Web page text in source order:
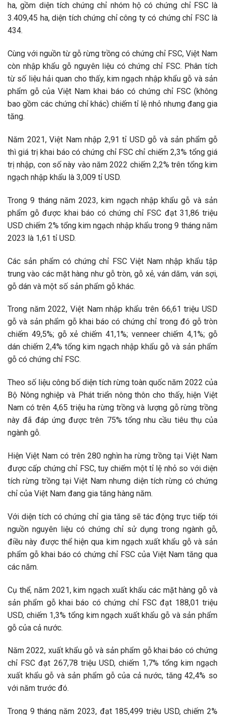
ha, gồm diện tích chứng chỉ nhóm hộ có chứng chỉ FSC là
3.409,45 ha, diện tích chứng chỉ công ty có chứng chỉ FSC là
434.
Cùng với nguồn từ gỗ rừng trồng có chứng chỉ FSC, Việt Nam
còn nhập khẩu gỗ nguyên liệu có chứng chỉ FSC. Phân tích
từ số liệu hải quan cho thấy, kim ngạch nhập khẩu gỗ và sản
phẩm gỗ của Việt Nam khai báo có chứng chỉ FSC (không
bao gồm các chứng chỉ khác) chiếm tỉ lệ nhỏ nhưng đang gia
tăng.
Năm 2021, Việt Nam nhập 2,91 tỉ USD gỗ và sản phẩm gỗ
thì giá trị khai báo có chứng chỉ FSC chỉ chiếm 2,3% tổng giá
trị nhập, con số này vào năm 2022 chiếm 2,2% trên tổng kim
ngạch nhập khẩu là 3,009 tỉ USD.
Trong 9 tháng năm 2023, kim ngạch nhập khẩu gỗ và sản
phẩm gỗ được khai báo có chứng chỉ FSC đạt 31,86 triệu
USD chiếm 2% tổng kim ngạch nhập khẩu trong 9 tháng năm
2023 là 1,61 tỉ USD.
Các sản phẩm có chứng chỉ FSC Việt Nam nhập khẩu tập
trung vào các mặt hàng như gỗ tròn, gỗ xẻ, ván dăm, ván sợi,
gỗ dán và một số sản phẩm gỗ khác.
Trong năm 2022, Việt Nam nhập khẩu trên 66,61 triệu USD
gỗ và sản phẩm gỗ khai báo có chứng chỉ trong đó gỗ tròn
chiếm 49,5%; gỗ xẻ chiếm 41,1%; venneer chiếm 4,1%; gỗ
dán chiếm 2,4% tổng kim ngạch nhập khẩu gỗ và sản phẩm
gỗ có chứng chỉ FSC.
Theo số liệu công bố diện tích rừng toàn quốc năm 2022 của
Bộ Nông nghiệp và Phát triển nông thôn cho thấy, hiện Việt
Nam có trên 4,65 triệu ha rừng trồng và lượng gỗ rừng trồng
này đã đáp ứng được trên 75% tổng nhu cầu tiêu thụ của
ngành gỗ.
Hiện Việt Nam có trên 280 nghìn ha rừng trồng tại Việt Nam
được cấp chứng chỉ FSC, tuy chiếm một tỉ lệ nhỏ so với diện
tích rừng trồng tại Việt Nam nhưng diện tích rừng có chứng
chỉ của Việt Nam đang gia tăng hàng năm.
Với diện tích có chứng chỉ gia tăng sẽ tác động trực tiếp tới
nguồn nguyên liệu có chứng chỉ sử dụng trong ngành gỗ,
điều này được thể hiện qua kim ngạch xuất khẩu gỗ và sản
phẩm gỗ khai báo có chứng chỉ FSC của Việt Nam tăng qua
các năm.
Cụ thể, năm 2021, kim ngạch xuất khẩu các mặt hàng gỗ và
sản phẩm gỗ khai báo có chứng chỉ FSC đạt 188,01 triệu
USD, chiếm 1,3% tổng kim ngạch xuất khẩu gỗ và sản phẩm
gỗ của cả nước.
Năm 2022, xuất khẩu gỗ và sản phẩm gỗ khai báo có chứng
chỉ FSC đạt 267,78 triệu USD, chiếm 1,7% tổng kim ngạch
xuất khẩu gỗ và sản phẩm gỗ của cả nước, tăng 42,4% so
với năm trước đó.
Trong 9 tháng năm 2023, đạt 185,499 triệu USD, chiếm 2%